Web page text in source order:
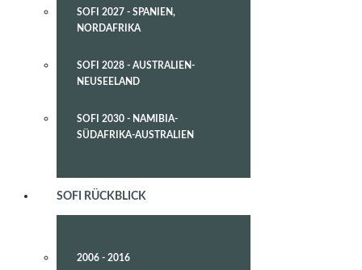
SOFI 2027 - SPANIEN,
NORDAFRIKA
SOFI 2028 - AUSTRALIEN-
NEUSEELAND
SOFI 2030 - NAMIBIA-
SÜDAFRIKA-AUSTRALIEN
SOFI RÜCKBLICK
2006 - 2016